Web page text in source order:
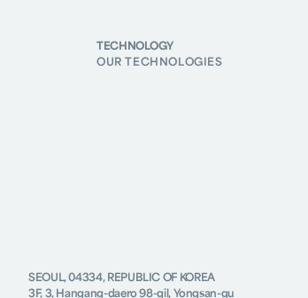
TECHNOLOGY
OUR TECHNOLOGIES
SEOUL, 04334, REPUBLIC OF KOREA
3F, 3, Hangang-daero 98-gil, Yongsan-gu